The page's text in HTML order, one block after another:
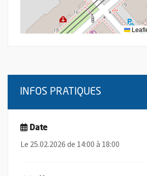
INFOS PRATIQUES
Date
Le 25.02.2026 de 14:00 à 18:00